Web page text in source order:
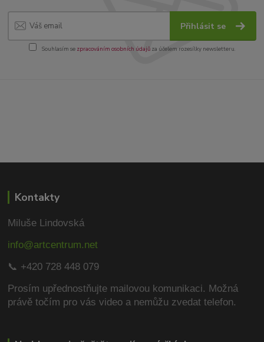
Přihlásit se
Souhlasím se zpracováním osobních údajůza účelem rozesílky newsletteru.
Kontakty
Miluše Lindovská
info@artcentrum.net
📞 +420 728 448 079
Prosím upřednostňujte mailovou komunikaci. Možná
právě točím pro vás video a nemůžu zvedat telefon.